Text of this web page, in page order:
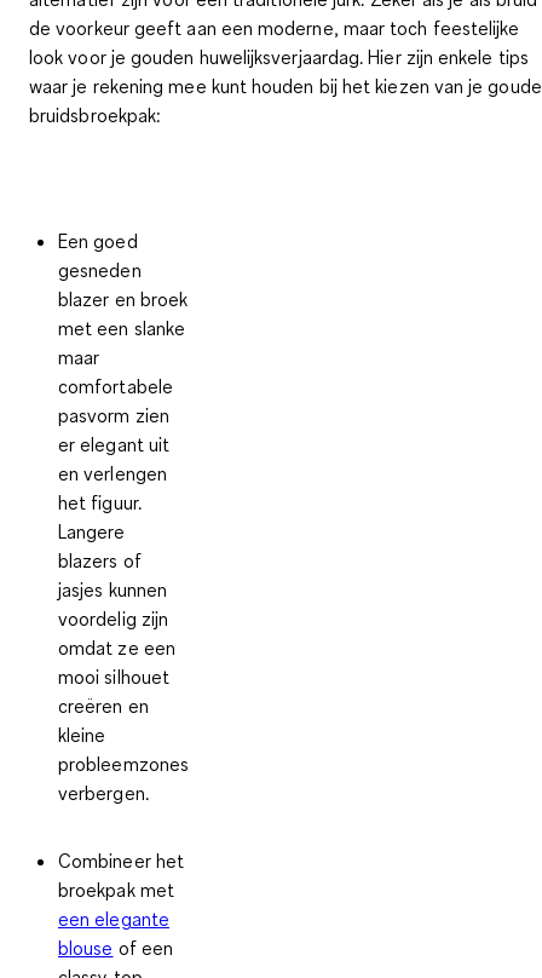
de voorkeur geeft aan eenmoderne, maar toch feestelijke
look voor je gouden huwelijksverjaardag. Hier zijnenkele tips
waar je rekening mee kunt houden bij het kiezen van je
bruidsbroekpak:
Een goed
gesneden
blazer en broek
met een slanke
maar
comfortabele
pasvorm zien
er elegant uit
en verlengen
het figuur.
Langere
blazers of
jasjes kunnen
voordelig zijn
omdat ze een
mooi silhouet
creëren en
kleine
probleemzones
verbergen.
Combineer het
broekpak met
een elegante
blouse of een